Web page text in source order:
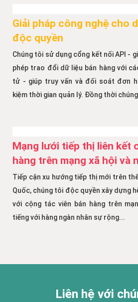
Giải pháp công nghệ cho
độc quyền
Chúng tôi sử dụng cổng kết nối API -
phép trao đổi dữ liệu bán hàng với
tử - giúp truy vấn và đối soát đơn
kiệm thời gian quản lý. Đồng thời
Mạng lưới tiếp thị liên kết
hàng trên mạng xã hội và
Tiếp cận xu hướng tiếp thị mới trên
Quốc, chúng tôi độc quyền xây dựng
với cộng tác viên bán hàng trên
tiếng với hàng ngàn nhân sự rộng...
Liên hệ với